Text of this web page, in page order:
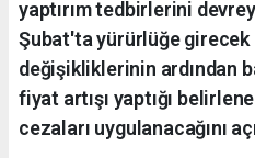
yaptırım tedbirlerini
Şubat'ta yürürlüğe girecek
değişikliklerinin ardından
fiyat artışı yaptığı
cezaları uygulanacağını